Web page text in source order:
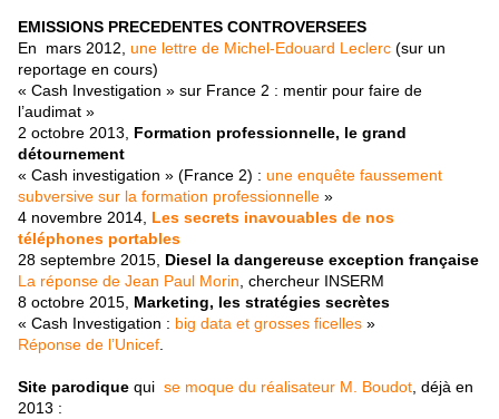
EMISSIONS PRECEDENTES CONTROVERSEES
En mars 2012, une lettre de Michel-Edouard Leclerc (sur un
reportage en cours)
« Cash Investigation » sur France 2 : mentir pour faire de
l’audimat »
2 octobre 2013, Formation professionnelle, le grand
détournement
« Cash investigation » (France 2) : une enquête faussement
subversive sur la formation professionnelle »
4 novembre 2014, Les secrets inavouables de nos
téléphones portables
28 septembre 2015, Diesel la dangereuse exception française
La réponse de Jean Paul Morin , chercheur INSERM
8 octobre 2015, Marketing, les stratégies secrètes
« Cash Investigation : big data et grosses ficelles »
Réponse de l’Unicef
Site parodique qui se moque du réalisateur M. Boudot , déjà en
2013 :